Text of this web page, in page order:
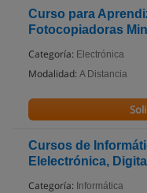
Curso para
Fotocopiadoras
Categoría: Electrónica
Modalidad: A Distancia
Cursos de
Elelectrónica,
Categoría: Informática